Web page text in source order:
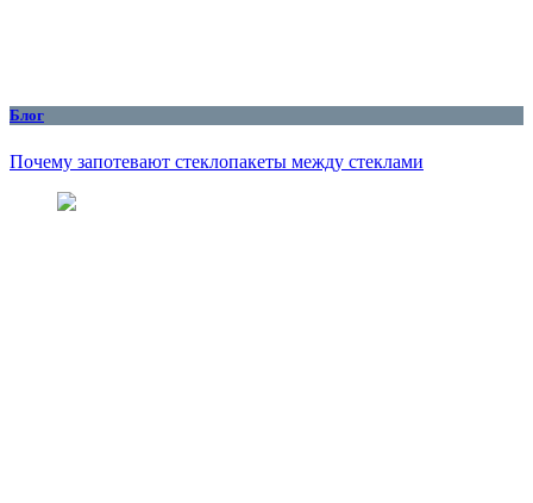
Блог
Почему запотевают стеклопакеты между стеклами